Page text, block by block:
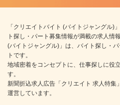
「クリエイトバイト (バイトジャングル)
ト探し・パート募集情報が満載の求人情
(バイトジャングル)」は、バイト探し・
トです。
地域密着をコンセプトに、仕事探しに役
す。
新聞折込求人広告「クリエイト 求人特集
運営しています。